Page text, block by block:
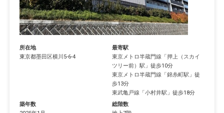
所在地
東京都墨田区横川 5-6-4
最寄駅
東京メトロ半蔵門線 「押上（スカイ
ツリー前）駅 」徒歩10分
東京メトロ半蔵門線 「錦糸町駅 」徒
歩13分
東武亀戸線 「小村井駅 」徒歩18分
築年数
総階数